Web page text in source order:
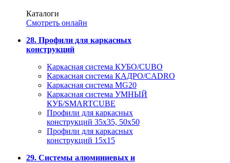
Каталоги
Смотреть онлайн
28. Профили для каркасных
конструкций
Каркасная система КУБО/CUBO
Каркасная система КАДРО/CADRO
Каркасная система MG20
Каркасная система УМНЫЙ
КУБ/SMARTCUBE
Профили для каркасных
конструкций 35x35, 50x50
Профили для каркасных
конструкций 15х15
29. Системы алюминиевых и